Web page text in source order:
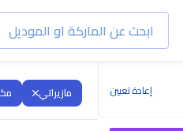
إعادة تعيين مازيراتي